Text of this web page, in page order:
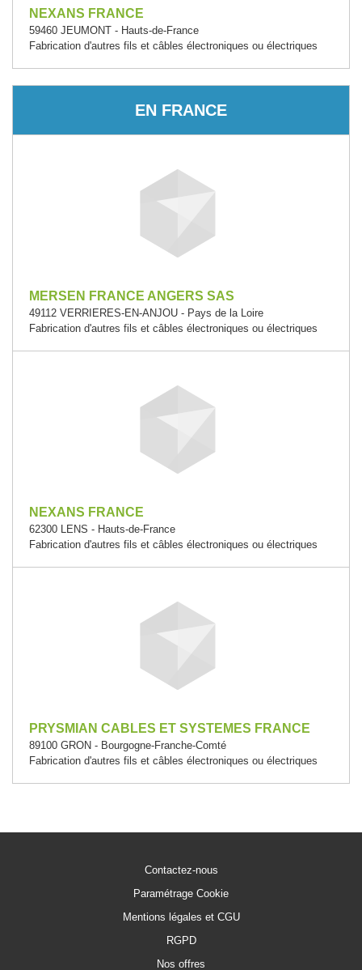
NEXANS FRANCE
59460 JEUMONT - Hauts-de-France
Fabrication d'autres fils et câbles électroniques ou électriques
EN FRANCE
MERSEN FRANCE ANGERS SAS
49112 VERRIERES-EN-ANJOU - Pays de la Loire
Fabrication d'autres fils et câbles électroniques ou électriques
NEXANS FRANCE
62300 LENS - Hauts-de-France
Fabrication d'autres fils et câbles électroniques ou électriques
PRYSMIAN CABLES ET SYSTEMES FRANCE
89100 GRON - Bourgogne-Franche-Comté
Fabrication d'autres fils et câbles électroniques ou électriques
Contactez-nous
Paramétrage Cookie
Mentions légales et CGU
RGPD
Nos offres